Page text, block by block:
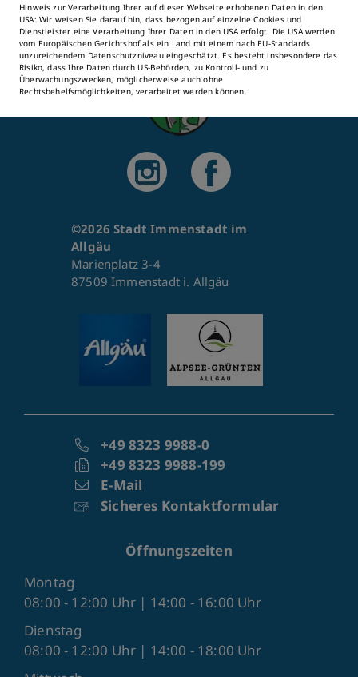
©2026 Stadt Immenstadt im
Allgäu
Marienplatz 3-4
87509 Immenstadt i. Allgäu
+49 8323 9988-0
+49 8323 9988-199
E-Mail
Sicheres Kontaktformular
Öffnungszeiten
Montag
08:00 - 12:00 Uhr | 14:00 - 16:00 Uhr
Dienstag
08:00 - 12:00 Uhr | 14:00 - 18:00 Uhr
Hinweis zur Verarbeitung Ihrer auf dieser Webseite erhobenen Daten in den
USA: Wir weisen Sie darauf hin, dass bezogen auf einzelne Cookies und
Dienstleister eine Verarbeitung Ihrer Daten in den USA erfolgt. Die USA werden
vom Europäischen Gerichtshof als ein Land mit einem nach EU-Standards
unzureichendem Datenschutzniveau eingeschätzt. Es besteht insbesondere das
Risiko, dass Ihre Daten durch US-Behörden, zu Kontroll- und zu
Überwachungszwecken, möglicherweise auch ohne
Rechtsbehelfsmöglichkeiten, verarbeitet werden können.